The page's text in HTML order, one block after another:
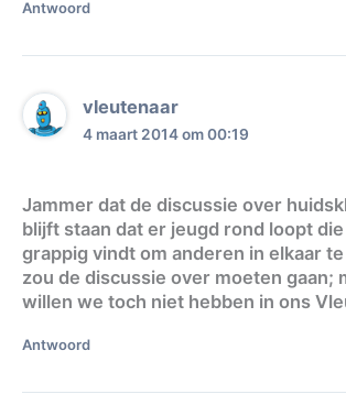
Antwoord
vleutenaar
4 maart 2014 om 00:19
Jammer dat de discussie over
blijft staan dat er jeugd rond loopt
grappig vindt om anderen in elkaar te
zou de discussie over moeten gaan;
willen we toch niet hebben in ons
Antwoord